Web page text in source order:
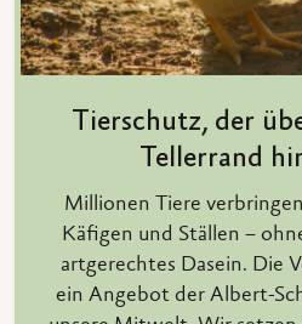
Tierschutz, der
Tellerrand
Millionen Tiere
Käfigen und Ställen –
artgerechtes Dasein. Die
ein Angebot der Albert-